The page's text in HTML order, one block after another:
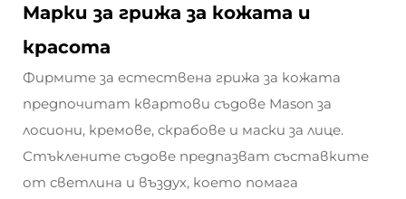
Марки за грижа за кожата и
красота
Фирмите за естествена грижа за кожата
предпочитат квартови съдове Mason за
лосиони, кремове, скрабове и маски за лице.
Стъклените съдове предпазват съставките
от светлина и въздух, което помага